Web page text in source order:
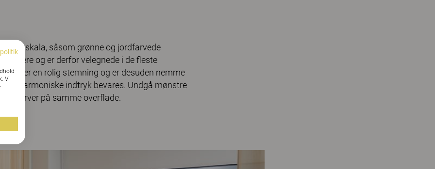
farveskala, såsom grønne og jordfarvede
og er derfor velegnede i de fleste
en rolig stemning og er desuden nemme
og harmoniske indtryk bevares. Undgå mønstre
farver på samme overflade.
Vi